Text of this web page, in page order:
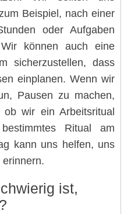
Beispiel, nach einer
oder Aufgaben
können auch eine
sicherzustellen, dass
einplanen. Wenn wir
Pausen zu machen,
wir ein Arbeitsritual
Ritual am
kann uns helfen, uns
ist,